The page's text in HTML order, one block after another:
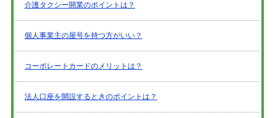
介護タクシー開業のポイントは？
個人事業主の屋号を持つ方がいい？
コーポレートカードのメリットは？
法人口座を開設するときのポイントは？